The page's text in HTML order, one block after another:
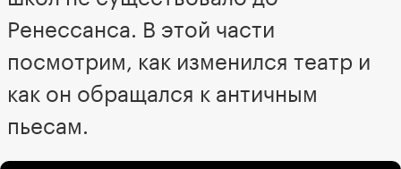
Ренессанса. В этой части
посмотрим, как изменился театр и
как он обращался к античным
пьесам.